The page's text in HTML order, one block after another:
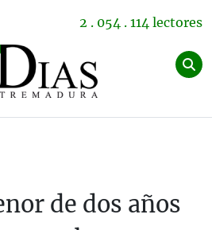
2 . 054 . 114 lectores
de dos años